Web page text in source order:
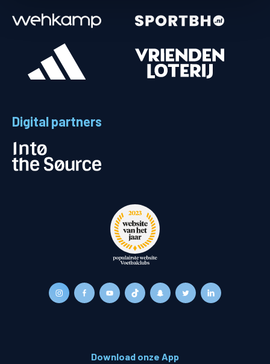
Digital partners
Download onze App